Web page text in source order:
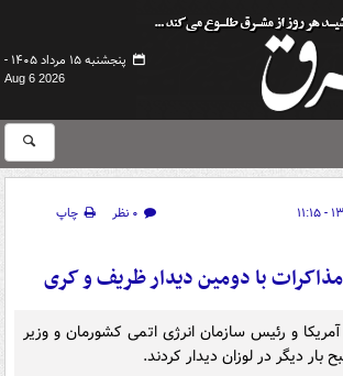
پنجشنبه ۱۵ مرداد ۱۴۰۵ -
Aug 6 2026
۰ نظر
چاپ
با دومین دیدار ظریف و کری
آمریکا و رئیس سازمان انرژی اتمی کشورمان و وزیر
بار دیگر در لوزان دیدار کردند.